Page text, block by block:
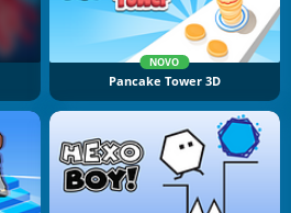
NOVO
Pancake Tower 3D